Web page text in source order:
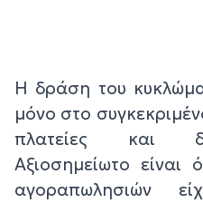
Η δράση του
μόνο στο
πλατείες και
Αξιοσημείωτο είναι
αγοραπωλησιών